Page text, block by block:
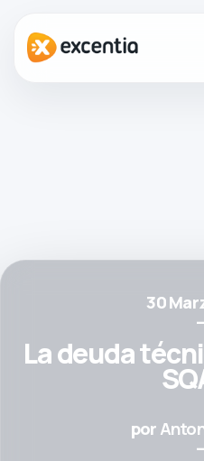
30
La deuda
por